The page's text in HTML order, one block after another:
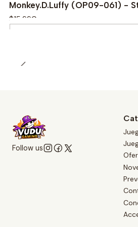
Monkey.D.Luffy (OP09-061) -
$15.990
Follow us